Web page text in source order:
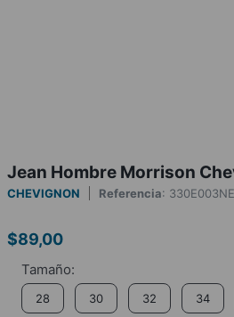
Jean Hombre Morrison
CHEVIGNON Referencia:
$89,00
28 30 32 34